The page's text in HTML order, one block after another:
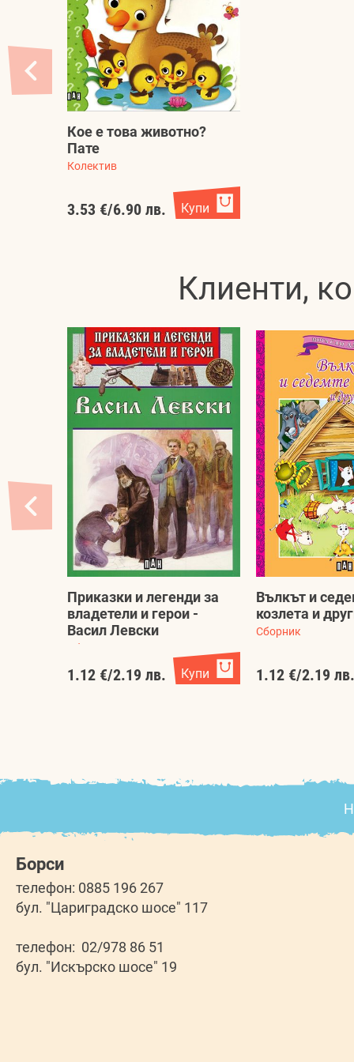
Кое е това животно?
Пате
Колектив
3.53 €/6.90 лв. Купи
Клиенти,
Приказки и легенди за
владетели и герои -
Васил Левски
Сборник
1.12 €/2.19 лв. Купи
Вълкът и
козлета и
Сборник
1.12 €/2.19 лв.
Борси
телефон: 0885 196 267
бул. "Цариградско шосе" 117
телефон: 02/978 86 51
бул. "Искърско шосе" 19